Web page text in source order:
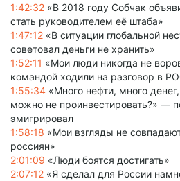
1:42:32 «В 2018 году Собчак
стать руководителем её штаба»
1:47:12 «В ситуации глобальной
советовал деньги не хранить»
1:52:11 «Мои люди никогда не
командой ходили на разговор в
1:55:34 «Много нефти, много
можно не проинвестировать?» —
эмигрировал
1:58:18 «Мои взгляды не
россиян»
2:01:09 «Люди боятся достигать»
2:07:12 «Я сделал для России